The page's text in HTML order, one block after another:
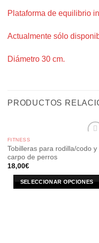
Plataforma de equilibrio
Actualmente sólo
Diámetro 30 cm.
PRODUCTOS
FITNESS
Tobilleras para rodilla/codo y
carpo de perros
18,00€
SELECCIONAR OPCIONES